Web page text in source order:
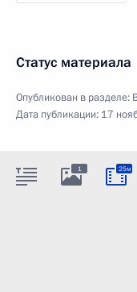
Статус материала
Опубликован в разделе:
Дата публикации: 17
1 25м